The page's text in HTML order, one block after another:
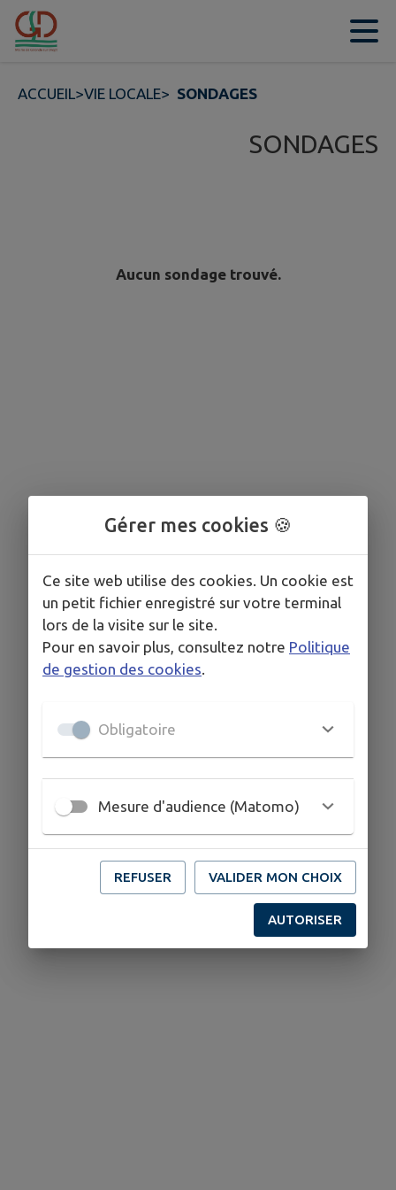
Contenu
ACCUEIL>VIE LOCALE> SONDAGES
SONDAGES
Aucun sondage trouvé.
Gérer mes cookies 🍪
Ce site web utilise des cookies. Un cookie est
un petit fichier enregistré sur votre terminal
lors de la visite sur le site.
Pour en savoir plus, consultez notre Politique
de gestion des cookies
Obligatoire
Mesure d'audience (Matomo)
REFUSER VALIDER MON CHOIX
AUTORISER